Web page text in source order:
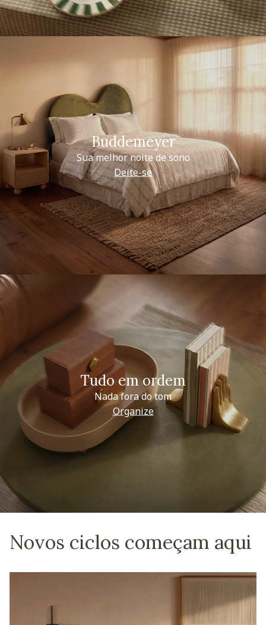
Buddemeyer
Sua melhor noite de sono
Deite-se
Tudo em ordem
Nada fora do tom
Organize
Novos ciclos começam aqui